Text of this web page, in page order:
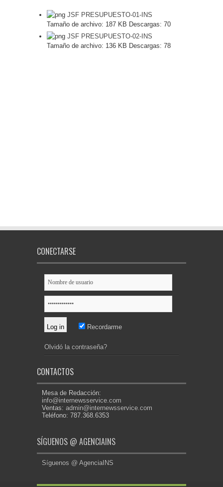
JSF PRESUPUESTO-01-INS
Tamaño de archivo: 187 KB Descargas: 70
JSF PRESUPUESTO-02-INS
Tamaño de archivo: 136 KB Descargas: 78
CONECTARSE
Recordarme
Olvidó la contraseña?
CONTACTOS
Mesa de Redacción:
info@internewsservice.com
Ventas: admin@internewsservice.com
Teléfono: 787.368.6353
SÍGUENOS @ AGENCIAINS
Síguenos @ AgenciaINS